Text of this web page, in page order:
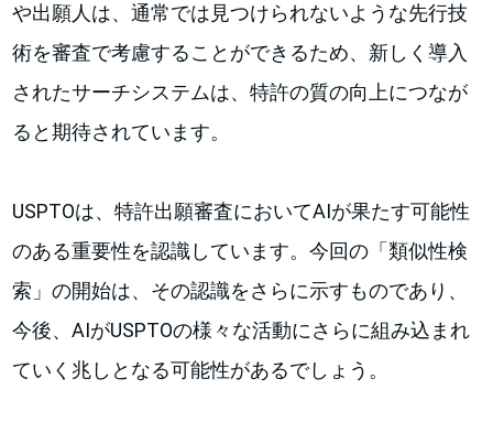
や出願人は、通常では見つけられないような先行技
術を審査で考慮することができるため、新しく導入
されたサーチシステムは、特許の質の向上につなが
ると期待されています。
USPTOは、特許出願審査においてAIが果たす可能性
のある重要性を認識しています。今回の「類似性検
索」の開始は、その認識をさらに示すものであり、
今後、AIがUSPTOの様々な活動にさらに組み込まれ
ていく兆しとなる可能性があるでしょう。